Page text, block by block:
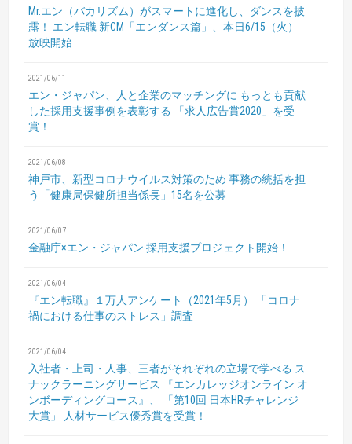
Mr.エン（バカリズム）がスマートに進化し、ダンスを披
露！
エン転職 新CM「エンダンス篇」、本日6/15（火）
放映開始
2021/06/11
エン・ジャパン、人と企業のマッチングに もっとも貢献
した採用支援事例を表彰する
「求人広告賞2020」を受
賞！
2021/06/08
神戸市、新型コロナウイルス対策のため 事務の統括を担
う「健康局保健所担当係長」15名を公募
2021/06/07
金融庁×エン・ジャパン 採用支援プロジェクト開始！
2021/06/04
『エン転職』１万人アンケート（2021年5月）
「コロナ
禍における仕事のストレス」調査
2021/06/04
入社者・上司・人事、三者がそれぞれの立場で学べる ス
ナックラーニングサービス
『エンカレッジオンライン オ
ンボーディングコース』、
「第10回 日本HRチャレンジ
大賞」
人材サービス優秀賞を受賞！